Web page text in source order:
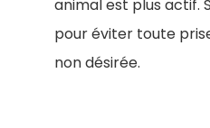
animal est plus actif.
pour éviter toute
non désirée.